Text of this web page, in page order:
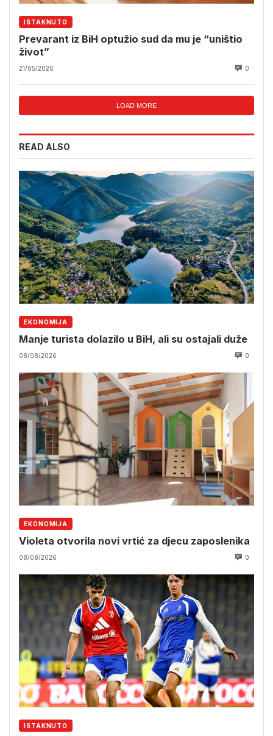
ISTAKNUTO
Prevarant iz BiH optužio sud da mu je “uništio
život”
21/05/2026 0
LOAD MORE
READ ALSO
EKONOMIJA
Manje turista dolazilo u BiH, ali su ostajali duže
08/08/2026 0
EKONOMIJA
Violeta otvorila novi vrtić za djecu zaposlenika
08/08/2026 0
ISTAKNUTO